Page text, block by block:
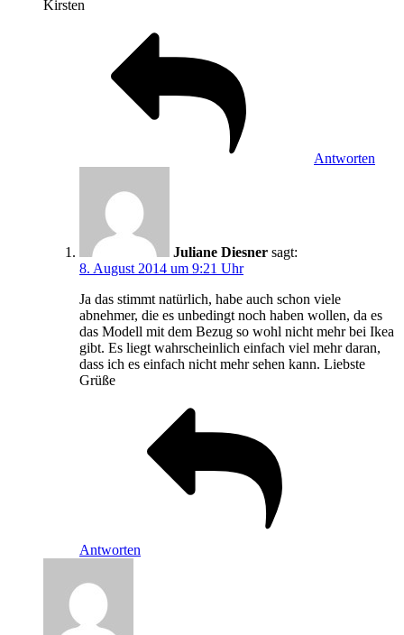
Kirsten
Antworten
Juliane Diesner sagt:
8. August 2014 um 9:21 Uhr
Ja das stimmt natürlich, habe auch schon viele
abnehmer, die es unbedingt noch haben wollen, da es
das Modell mit dem Bezug so wohl nicht mehr bei Ikea
gibt. Es liegt wahrscheinlich einfach viel mehr daran,
dass ich es einfach nicht mehr sehen kann. Liebste
Grüße
Antworten